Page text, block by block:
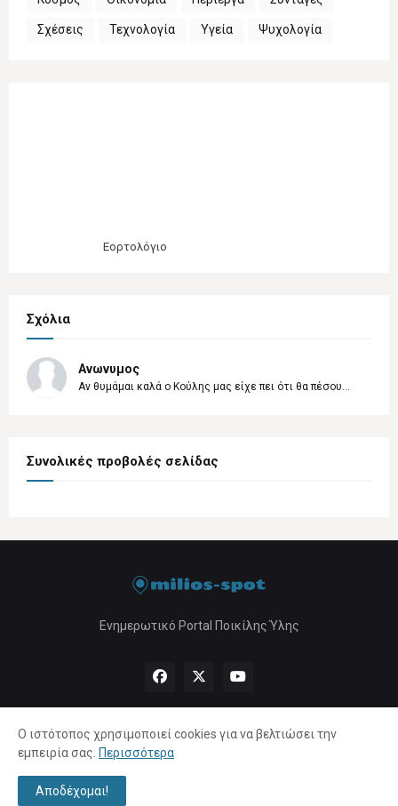
Σχέσεις Τεχνολογία Υγεία Ψυχολογία
Εορτολόγιο
Σχόλια
Ανωνυμος
Αν θυμάμαι καλά ο Κούλης μας είχε πει ότι θα πέσου...
Συνολικές προβολές σελίδας
Ενημερωτικό Portal Ποικίλης Ύλης
Αρχική About Us Πολιτική Απορρήτου
Ο ιστότοπος χρησιμοποιεί cookies για να βελτιώσει την
εμπειρία σας. Περισσότερα
Αποδέχομαι!